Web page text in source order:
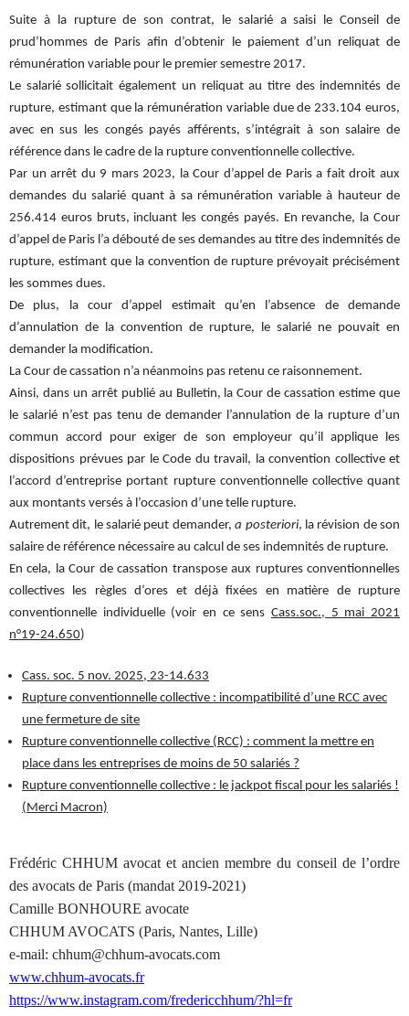
Suite à la rupture de son contrat, le salarié a saisi le Conseil de
prud’hommes de Paris afin d’obtenir le paiement d’un reliquat de
rémunération variable pour le premier semestre 2017.
Le salarié sollicitait également un reliquat au titre des indemnités de
rupture, estimant que la rémunération variable due de 233.104 euros,
avec en sus les congés payés afférents, s’intégrait à son salaire de
référence dans le cadre de la rupture conventionnelle collective.
Par un arrêt du 9 mars 2023, la Cour d’appel de Paris a fait droit aux
demandes du salarié quant à sa rémunération variable à hauteur de
256.414 euros bruts, incluant les congés payés. En revanche, la Cour
d’appel de Paris l’a débouté de ses demandes au titre des indemnités de
rupture, estimant que la convention de rupture prévoyait précisément
les sommes dues.
De plus, la cour d’appel estimait qu’en l’absence de demande
d’annulation de la convention de rupture, le salarié ne pouvait en
demander la modification.
La Cour de cassation n’a néanmoins pas retenu ce raisonnement.
Ainsi, dans un arrêt publié au Bulletin, la Cour de cassation estime que
le salarié n’est pas tenu de demander l’annulation de la rupture d’un
commun accord pour exiger de son employeur qu’il applique les
dispositions prévues par le Code du travail, la convention collective et
l’accord d’entreprise portant rupture conventionnelle collective quant
aux montants versés à l’occasion d’une telle rupture.
Autrement dit, le salarié peut demander,a posteriori, la révision de son
salaire de référence nécessaire au calcul de ses indemnités de rupture.
En cela, la Cour de cassation transpose aux ruptures conventionnelles
collectives les règles d’ores et déjà fixées en matière de rupture
conventionnelle individuelle (voir en ce sens Cass.soc., 5 mai 2021
n°19-24.650)
Cass. soc. 5 nov. 2025, 23-14.633
Rupture conventionnelle collective : incompatibilité d’une RCC avec
une fermeture de site
Rupture conventionnelle collective (RCC) : comment la mettre en
place dans les entreprises de moins de 50 salariés ?
Rupture conventionnelle collective : le jackpot fiscal pour les salariés !
(Merci Macron)
Frédéric CHHUM avocat et ancien membre du conseil de l’ordre
des avocats de Paris (mandat 2019-2021)
Camille BONHOURE avocate
CHHUM AVOCATS (Paris, Nantes, Lille)
e-mail: chhum@chhum-avocats.com
www.chhum-avocats.fr
https://www.instagram.com/fredericchhum/?hl=fr